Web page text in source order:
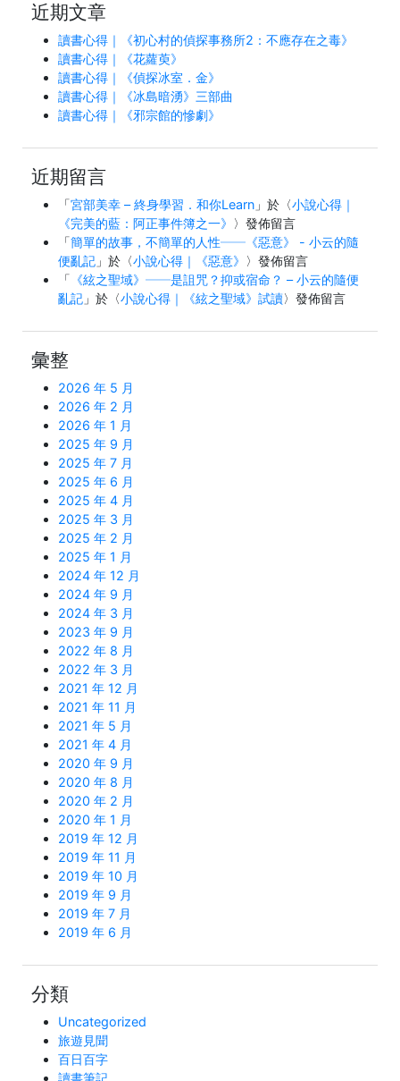
近期文章
讀書心得｜《初心村的偵探事務所2：不應存在之毒》
讀書心得｜《花蘿萸》
讀書心得｜《偵探冰室．金》
讀書心得｜《冰島暗湧》三部曲
讀書心得｜《邪宗館的慘劇》
近期留言
「宮部美幸 – 終身學習．和你Learn 」於〈小說心得｜
《完美的藍：阿正事件簿之一》 〉發佈留言
「簡單的故事，不簡單的人性──《惡意》 - 小云的隨
便亂記 」於〈小說心得｜《惡意》 〉發佈留言
「 《絃之聖域》──是詛咒？抑或宿命？ – 小云的隨便
亂記 」於〈小說心得｜《絃之聖域》試讀〉發佈留言
彙整
2026 年 5 月
2026 年 2 月
2026 年 1 月
2025 年 9 月
2025 年 7 月
2025 年 6 月
2025 年 4 月
2025 年 3 月
2025 年 2 月
2025 年 1 月
2024 年 12 月
2024 年 9 月
2024 年 3 月
2023 年 9 月
2022 年 8 月
2022 年 3 月
2021 年 12 月
2021 年 11 月
2021 年 5 月
2021 年 4 月
2020 年 9 月
2020 年 8 月
2020 年 2 月
2020 年 1 月
2019 年 12 月
2019 年 11 月
2019 年 10 月
2019 年 9 月
2019 年 7 月
2019 年 6 月
分類
Uncategorized
旅遊見聞
百日百字